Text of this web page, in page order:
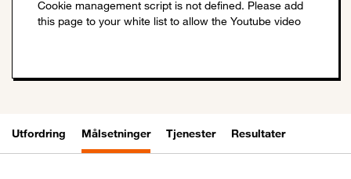
Utfordring Målsetninger Tjenester Resultater